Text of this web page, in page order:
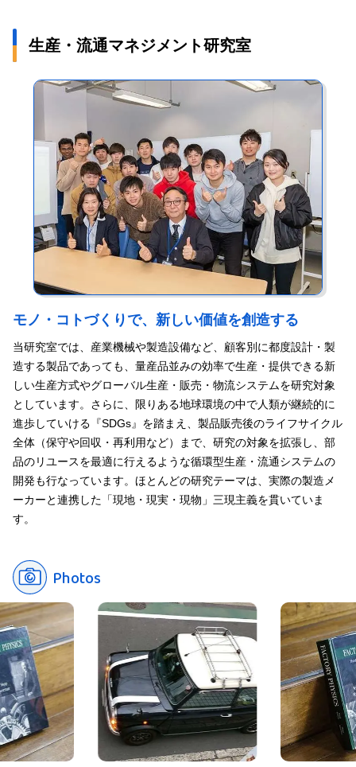
工作機械、産業設備など、一つひとつを設計・製造する生産方式
を進化させ、量産品並みに効率化する、マスカスタマイゼーショ
ンを目指しています。マスカスタマイゼーションのなかでも、高
いサービス効率や生産性を維持できる新しい生産方式やグローバ
ルな生産・販売・物流システムを開発することが、私の大きな役
割です。
近年はSDGsの観点から、製品を売った後に回収して再利用し、部
品のリユースを最適に行えるような循環型生産・流通システムの
研究にも取り組んでいます。具体的には、実務時代のつながりを
活かしてリチウムイオン電池メーカーとの企業連携を推進。自動
車などで使用されたリチウムイオン電池が廃車時に捨てられてし
まうという課題に対して、フォークリフトや家庭用電源などで二
次利用し、最終的には材料としてリサイクルするための仕組みを
研究しています。これは一見すると理想的なモデルですが、その
過程で回収・修理のコストが増加するという課題もあります。そ
のため、サブスクリプションの仕組みを導入するなど、新しいビ
ジネスモデルの可能性も検討しています。
がら知識を深めてもらうために、「ビジネスシミュレーションゲ
ーム（ERPsim）」を実施しています。これは、学生たちが仮想の
企業を運営して収益を競い合うというもの。生産計画が悪いと製
品が提供できずに売り上げが上がらない、部品・素材などを過剰
に仕入れると在庫コストが嵩み倒産してしまう……といったよう
してもらっています。
大学での実践的な学びを通じ、学生たちには問題点に気づくセン
スを磨いてほしいと考えています。問題が特定できれば解決策は
自ずと導けることが多い。そして、本当の問題を知るためには、
実際の現場に足を運ぶことが大切です。こうした思いから、工場
見学や企業へのインターンシップの機会などを積極的に設けるよ
うにしています。
大学生活の数年間は、気がつけばあっという間に終わってしまい
ます。その貴重な期間中に、何かひとつでも打ち込んだといえる
経験をつくりましょう。私の周囲を見てみても、何かに熱中した
経験がある人の方が、将来的に充実した人生を送っているケース
が多いように感じています。
生産・流通マネジメント研究室
モノ・コトづくりで、新しい価値を創造する
当研究室では、産業機械や製造設備など、顧客別に都度設計・製
造する製品であっても、量産品並みの効率で生産・提供できる新
しい生産方式やグローバル生産・販売・物流システムを研究対象
としています。さらに、限りある地球環境の中で人類が継続的に
進歩していける『SDGs』を踏まえ、製品販売後のライフサイクル
全体（保守や回収・再利用など）まで、研究の対象を拡張し、部
品のリユースを最適に行えるような循環型生産・流通システムの
開発も行なっています。ほとんどの研究テーマは、実際の製造メ
ーカーと連携した「現地・現実・現物」三現主義を貫いていま
す。
Photos